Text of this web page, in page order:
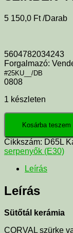
5 150,0 Ft /Darab
5604782034243
Forgalmazó:
#25KU__/DB
0808
1 készleten
Kosárba teszem
Cikkszám: D65L
serpenyők (E30)
Leírás
Leírás
Sütőtál kerámia
CORVAL szürke